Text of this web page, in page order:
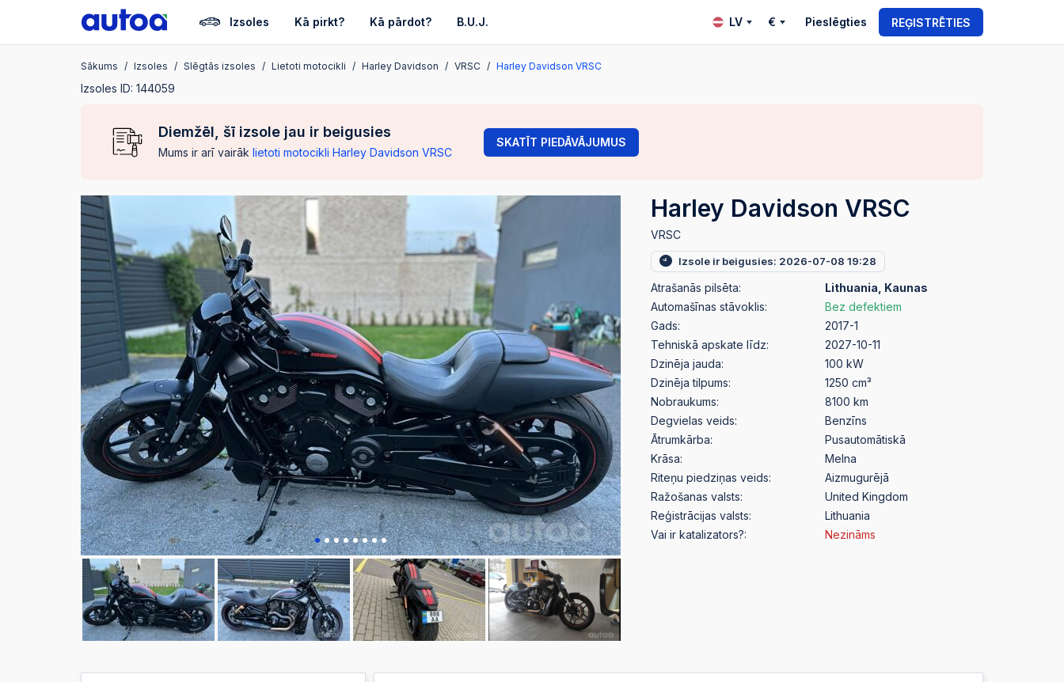
Izsoles Kā pirkt? Kā pārdot? B.U.J. LV € Pieslēgties REĢISTRĒTIES
Sākums Izsoles Slēgtās izsoles Lietoti motocikli Harley Davidson VRSC Harley Davidson VRSC
Izsoles ID: 144059
Diemžēl, šī izsole jau ir beigusies
Mums ir arī vairāk lietoti motocikli Harley Davidson VRSC
SKATĪT PIEDĀVĀJUMUS
Harley Davidson VRSC
VRSC
Izsole ir beigusies: 2026-07-08 19:28
Atrašanās pilsēta:
Lithuania, Kaunas
Automašīnas stāvoklis:
Bez defektiem
Gads:
2017-1
Tehniskā apskate līdz:
2027-10-11
Dzinēja jauda:
100 kW
Dzinēja tilpums:
1250 cm³
Nobraukums:
8100 km
Degvielas veids:
Benzīns
Ātrumkārba:
Pusautomātiskā
Krāsa:
Melna
Riteņu piedziņas veids:
Aizmugurējā
Ražošanas valsts:
United Kingdom
Reģistrācijas valsts:
Lithuania
Vai ir katalizators?:
Nezināms